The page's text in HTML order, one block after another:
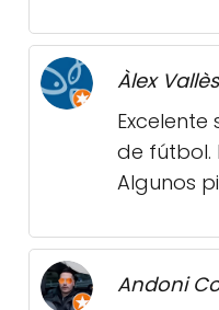
Àlex Vallès
de fútbol.
Algunos
Andoni